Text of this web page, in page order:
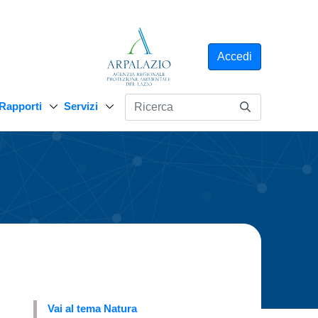
Accedi
Servizi
Vai al tema Natura